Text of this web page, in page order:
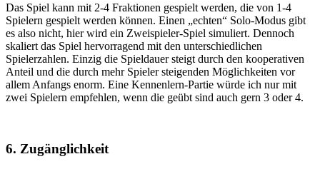
Das Spiel kann mit 2-4 Fraktionen gespielt werden, die von 1-4
Spielern gespielt werden können. Einen „echten“ Solo-Modus gibt
es also nicht, hier wird ein Zweispieler-Spiel simuliert. Dennoch
skaliert das Spiel hervorragend mit den unterschiedlichen
Spielerzahlen. Einzig die Spieldauer steigt durch den kooperativen
Anteil und die durch mehr Spieler steigenden Möglichkeiten vor
allem Anfangs enorm. Eine Kennenlern-Partie würde ich nur mit
zwei Spielern empfehlen, wenn die geübt sind auch gern 3 oder 4.
6. Zugänglichkeit